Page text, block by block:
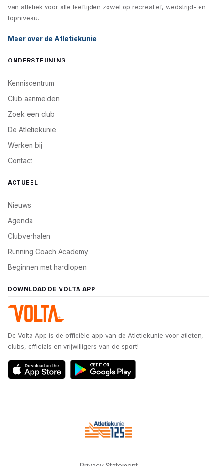
van atletiek voor alle leeftijden zowel op recreatief, wedstrijd- en
topniveau.
Meer over de Atletiekunie
ONDERSTEUNING
Kenniscentrum
Club aanmelden
Zoek een club
De Atletiekunie
Werken bij
Contact
ACTUEEL
Nieuws
Agenda
Clubverhalen
Running Coach Academy
Beginnen met hardlopen
DOWNLOAD DE VOLTA APP
De Volta App is de officiële app van de Atletiekunie voor atleten,
clubs, officials en vrijwilligers van de sport!